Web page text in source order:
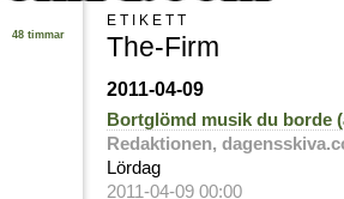
48 timmar
ETIKETT
The-Firm
2011-04-09
Bortglömd musik du borde
Redaktionen,
Lördag
2011-04-09 00:00